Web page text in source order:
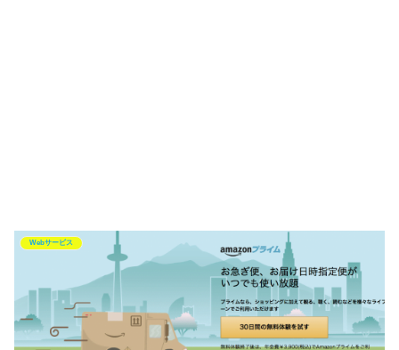
Webサービス